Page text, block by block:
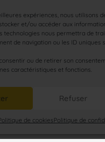
expériences, nous utilisons
et/ou accéder aux
technologies nous permettra de
de navigation ou les ID uniques
ou de retirer son
caractéristiques et fonctions.
Refuser
de cookiesPolitique de